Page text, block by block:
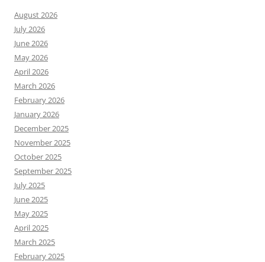
August 2026
July 2026
June 2026
May 2026
April 2026
March 2026
February 2026
January 2026
December 2025
November 2025
October 2025
September 2025
July 2025
June 2025
May 2025
April 2025
March 2025
February 2025